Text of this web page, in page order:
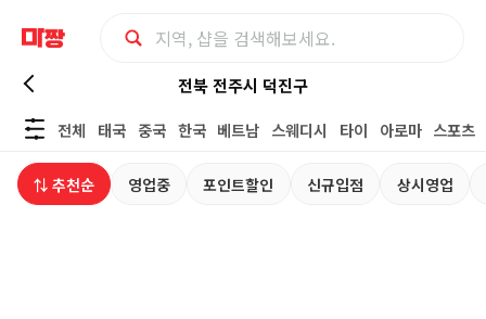
전
북
전
전북 전주시 덕진구
전체
태국 중국 한국 베트남 스웨디시 타이 아로마 스포츠
⇅ 추천순 영업중 포인트할인 신규입점 상시영업